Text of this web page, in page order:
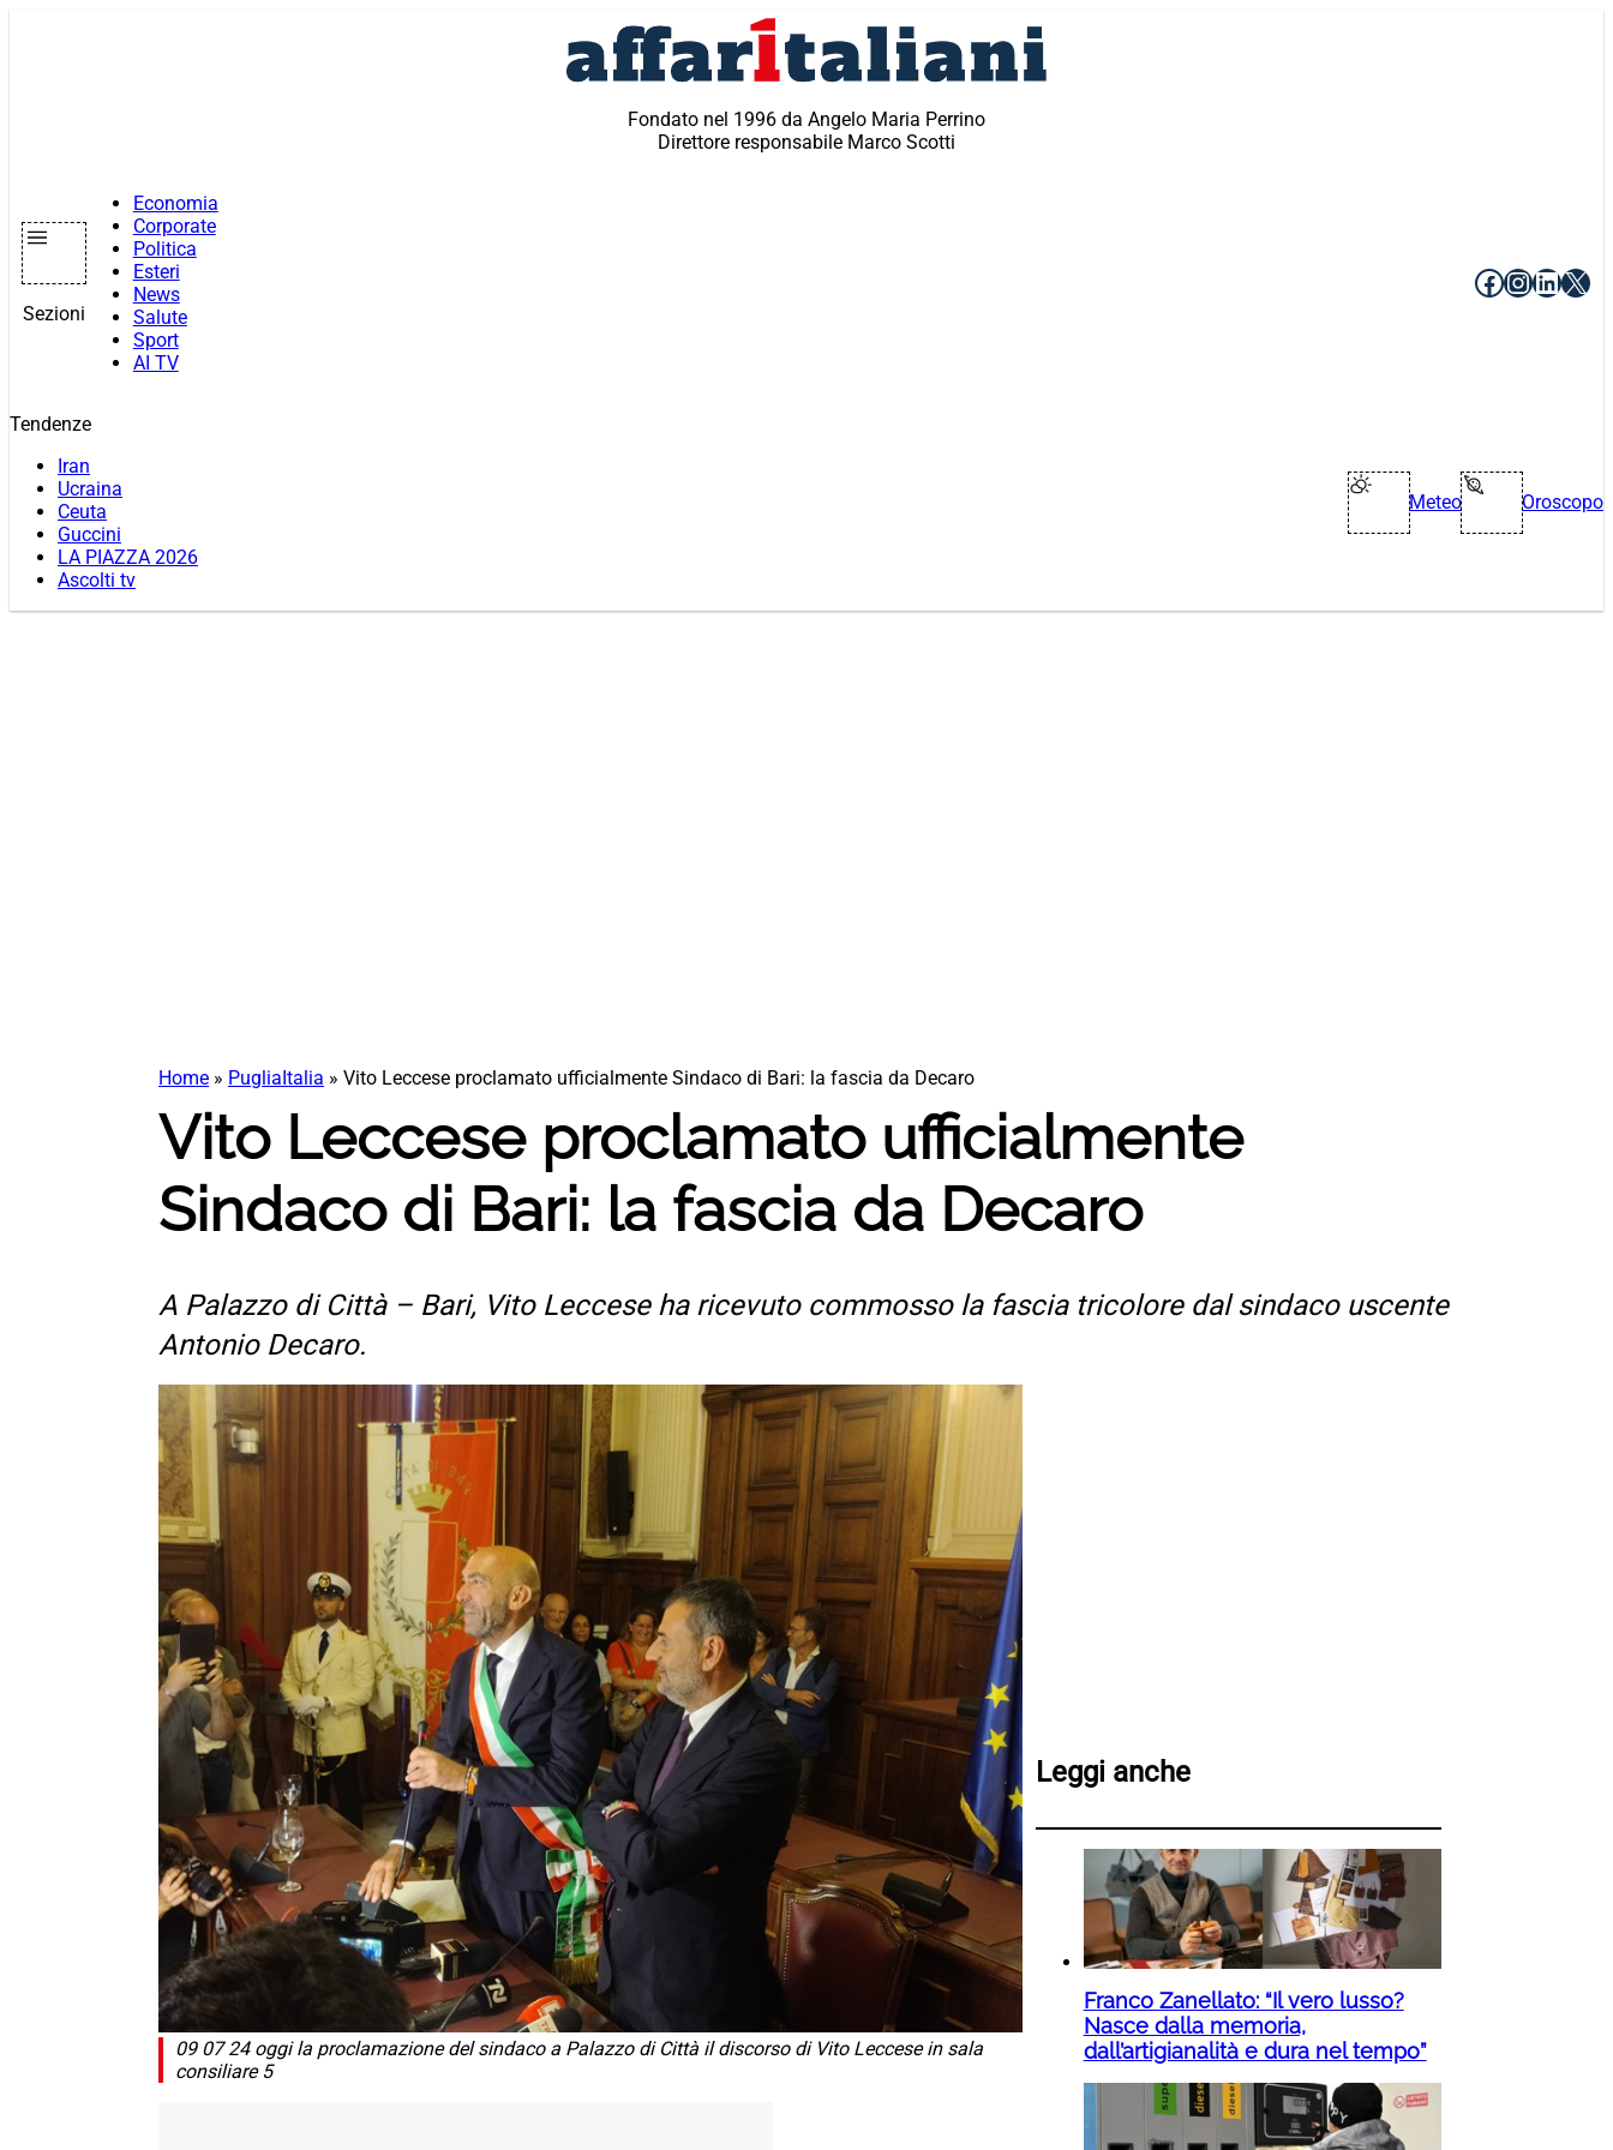
Fondato nel 1996 da Angelo Maria Perrino
Direttore responsabile Marco Scotti
Sezioni
Economia
Corporate
Politica
Esteri
News
Salute
Sport
AI TV
Facebook
X
Tendenze
Iran
Ucraina
Ceuta
Guccini
LA PIAZZA 2026
Ascolti tv
Meteo Oroscopo
Home » PugliaItalia » Vito Leccese proclamato ufficialmente Sindaco di Bari: la fascia da Decaro
Vito Leccese proclamato ufficialmente
Sindaco di Bari: la fascia da Decaro
A Palazzo di Città – Bari, Vito Leccese ha ricevuto commosso la fascia tricolore dal sindaco uscente
Antonio Decaro.
09 07 24 oggi la proclamazione del sindaco a Palazzo di Città il discorso di Vito Leccese in sala
consiliare 5
Leggi anche
Franco Zanellato: “Il vero lusso?
Nasce dalla memoria,
dall’artigianalità e dura nel tempo”